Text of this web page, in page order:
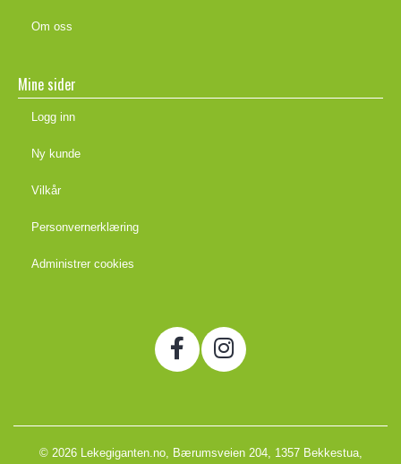
Om oss
Mine sider
Logg inn
Ny kunde
Vilkår
Personvernerklæring
Administrer cookies
© 2026 Lekegiganten.no, Bærumsveien 204, 1357 Bekkestua,